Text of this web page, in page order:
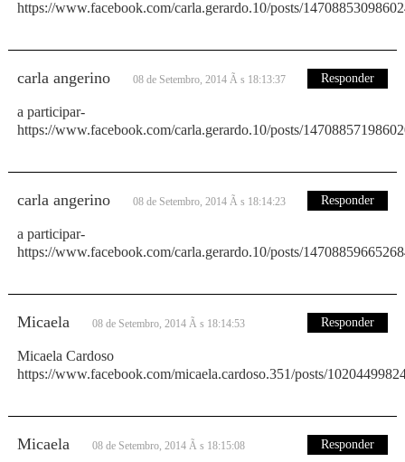
https://www.facebook.com/carla.gerardo.10/posts/
carla angerino 08 de Setembro, 2014 Ã s 18:13:37 Responder
a participar-
https://www.facebook.com/carla.gerardo.10/posts/
carla angerino 08 de Setembro, 2014 Ã s 18:14:23 Responder
a participar-
https://www.facebook.com/carla.gerardo.10/posts/
Micaela 08 de Setembro, 2014 Ã s 18:14:53 Responder
Micaela Cardoso
https://www.facebook.com/micaela.cardoso.351/posts/
Micaela 08 de Setembro, 2014 Ã s 18:15:08 Responder